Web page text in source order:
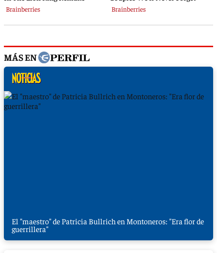
MÁS EN
El "maestro" de Patricia Bullrich en Montoneros: "Era flor de
guerrillera"